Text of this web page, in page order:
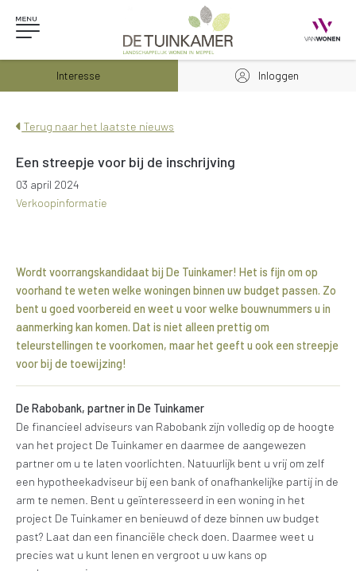
Interesse Inloggen
Terug naar het laatste nieuws
Een streepje voor bij de inschrijving
03 april 2024
Verkoopinformatie
Wordt voorrangskandidaat bij De Tuinkamer! Het is fijn om op
voorhand te weten welke woningen binnen uw budget passen. Zo
bent u goed voorbereid en weet u voor welke bouwnummers u in
aanmerking kan komen. Dat is niet alleen prettig om
teleurstellingen te voorkomen, maar het geeft u ook een streepje
voor bij de toewijzing!
De Rabobank, partner in De Tuinkamer
De financieel adviseurs van Rabobank zijn volledig op de hoogte
van het project De Tuinkamer en daarmee de aangewezen
partner om u te laten voorlichten. Natuurlijk bent u vrij om zelf
een hypotheekadviseur bij een bank of onafhankelijke partij in de
arm te nemen. Bent u geïnteresseerd in een woning in het
project De Tuinkamer en benieuwd of deze binnen uw budget
past? Laat dan een financiële check doen. Daarmee weet u
precies wat u kunt lenen en vergroot u uw kans op